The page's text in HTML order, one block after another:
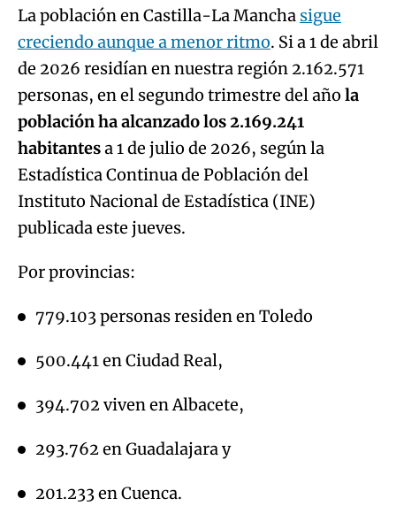
La población en Castilla-La Mancha sigue
creciendo aunque a menor ritmo. Si a 1 de abril
de 2026 residían en nuestra región 2.162.571
personas, en el segundo trimestre del año la
población ha alcanzado los 2.169.241
habitantesa 1 de julio de 2026, según la
Estadística Continua de Población del
Instituto Nacional de Estadística (INE)
publicada este jueves.
Por provincias:
779.103 personas residen en Toledo
500.441 en Ciudad Real,
394.702 viven en Albacete,
293.762 en Guadalajara y
201.233 en Cuenca.